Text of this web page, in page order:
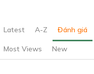
Latest A-Z Đánh giá
Most Views New